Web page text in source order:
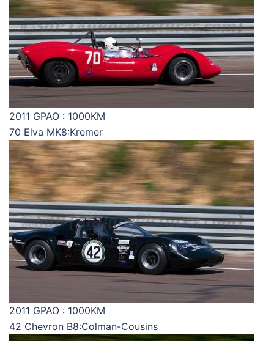
2011 GPAO : 1000KM
70 Elva MK8:Kremer
2011 GPAO : 1000KM
42 Chevron B8:Colman-Cousins